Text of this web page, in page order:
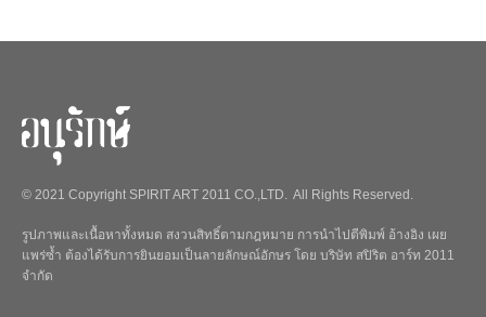
© 2021 Copyright SPIRIT ART 2011 CO.,LTD. All Rights Reserved.
รูปภาพและเนื้อหาทั้งหมด สงวนสิทธิ์ตามกฎหมาย การนำไปตีพิมพ์ อ้างอิง เผย
แพร่ซ้ำ ต้องได้รับการยินยอมเป็นลายลักษณ์อักษร โดย บริษัท สปิริต อาร์ท 2011
จำกัด